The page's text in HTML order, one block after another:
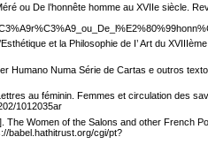
ou De l’honnête homme au XVIIe siècle.
et la Philosophie de I’ Art du
Humano Numa Série de Cartas e outros
au féminin. Femmes et circulation des
1012035ar
Women of the Salons and other French
babel.hathitrust.org/cgi/pt?